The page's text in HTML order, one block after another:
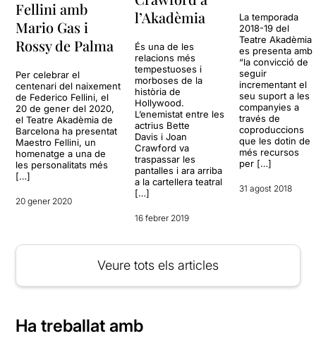
Fellini amb
Mario Gas i
Rossy de Palma
Per celebrar el
centenari del naixement
de Federico Fellini, el
20 de gener del 2020,
el Teatre Akadèmia de
Barcelona ha presentat
Maestro Fellini, un
homenatge a una de
les personalitats més
[…]
20 gener 2020
l’Akadèmia
És una de les
relacions més
tempestuoses i
morboses de la
història de
Hollywood.
L’enemistat entre les
actrius Bette
Davis i Joan
Crawford va
traspassar les
pantalles i ara arriba
a la cartellera teatral
[…]
16 febrer 2019
La temporada
2018-19 del
Teatre Akadèmia
es presenta amb
“la convicció de
seguir
incrementant el
seu suport a les
companyies a
través de
coproduccions
que les dotin de
més recursos
per […]
31 agost 2018
Veure tots els articles
Ha treballat amb